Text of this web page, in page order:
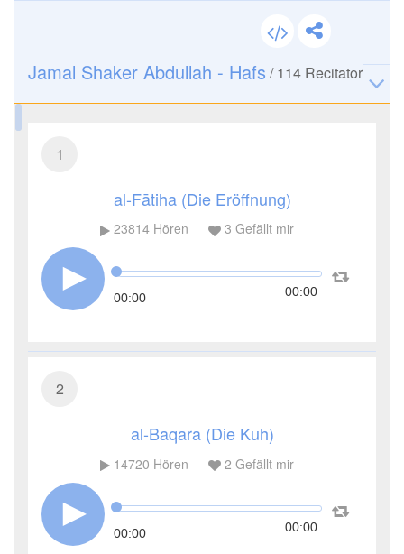
Jamal Shaker Abdullah - Hafs /114 Recitator
1
al-Fātiha (Die Eröffnung)
23814Hören 3 Gefällt mir
00:00 00:00
2
al-Baqara (Die Kuh)
14720 Hören 2 Gefällt mir
00:00 00:00